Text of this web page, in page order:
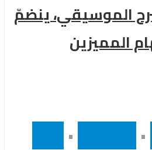
الموسيقي، ينضمّ
المميزين
•
•